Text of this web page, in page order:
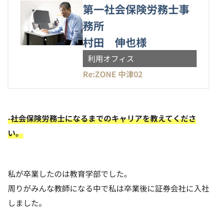
第一社会保険労務士事
務所
村田 伸也様
利用オフィス
Re:ZONE 中津02
-社会保険労務士になるまでのキャリアを教えてくださ
い。
私が卒業したのは教育学部でした。
周りがみんな教師になる中で私は卒業後に証券会社に入社
しました。